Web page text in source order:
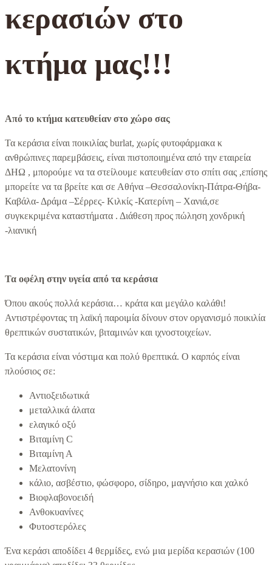
κερασιών στο
κτήμα μας!!!
Από το κτήμα κατευθείαν στο χώρο σας
Τα κεράσια είναι ποικιλίας burlat, χωρίς φυτοφάρμακα κ
ανθρώπινες παρεμβάσεις, είναι πιστοποιημένα από την εταιρεία
ΔΗΩ , μπορούμε να τα στείλουμε κατευθείαν στο σπίτι σας ,επίσης
μπορείτε να τα βρείτε και σε Αθήνα –Θεσσαλονίκη-Πάτρα-Θήβα-
Καβάλα- Δράμα –Σέρρες- Κιλκίς -Κατερίνη – Χανιά,σε
συγκεκριμένα καταστήματα . Διάθεση προς πώληση χονδρική
-λιανική
Τα οφέλη στην υγεία από τα κεράσια
Όπου ακούς πολλά κεράσια… κράτα και μεγάλο καλάθι!
Αντιστρέφοντας τη λαϊκή παροιμία δίνουν στον οργανισμό ποικιλία
θρεπτικών συστατικών, βιταμινών και ιχνοστοιχείων.
Τα κεράσια είναι νόστιμα και πολύ θρεπτικά. Ο καρπός είναι
πλούσιος σε:
Αντιοξειδωτικά
μεταλλικά άλατα
ελαγικό οξύ
Βιταμίνη C
Βιταμίνη Α
Μελατονίνη
κάλιο, ασβέστιο, φώσφορο, σίδηρο, μαγνήσιο και χαλκό
Βιοφλαβονοειδή
Ανθοκυανίνες
Φυτοστερόλες
Ένα κεράσι αποδίδει 4 θερμίδες, ενώ μια μερίδα κερασιών (100